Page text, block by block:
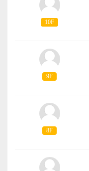
10F
9F
8F